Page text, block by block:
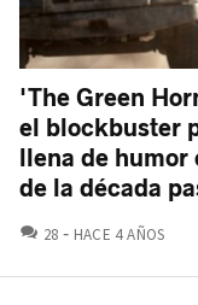
'The Green
el blockbuster
llena de
de la década
28 COMENTARIOS
HACE 4 AÑOS